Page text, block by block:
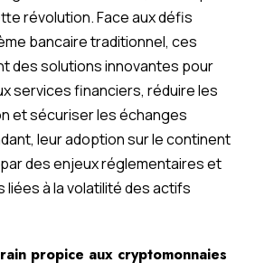
révolution. Face aux défis
bancaire traditionnel, ces
des solutions innovantes pour
services financiers, réduire les
et sécuriser les échanges
leur adoption sur le continent
des enjeux réglementaires et
à la volatilité des actifs
propice aux cryptomonnaies